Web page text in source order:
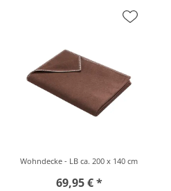
Wohndecke - LB ca. 200 x 140 cm
69,95 € *